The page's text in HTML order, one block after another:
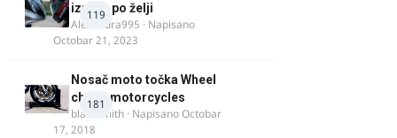
119
izrada po želji
Alexandra995 · Napisano
Octobar 21, 2023
181
Nosač moto točka Wheel
chock motorcycles
blacksmith · NapisanoOctobar
17, 2018